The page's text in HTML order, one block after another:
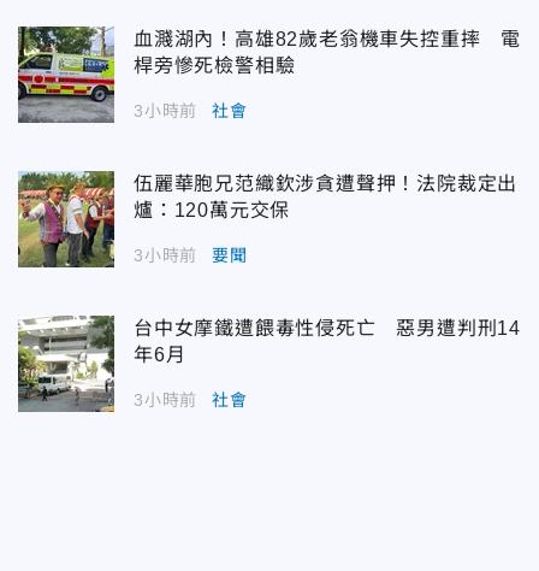
血濺湖內！高雄82歲老翁機車失控重摔 電
桿旁慘死檢警相驗
3小時前 社會
伍麗華胞兄范織欽涉貪遭聲押！法院裁定出
爐：120萬元交保
3小時前 要聞
台中女摩鐵遭餵毒性侵死亡 惡男遭判刑14
年6月
3小時前 社會